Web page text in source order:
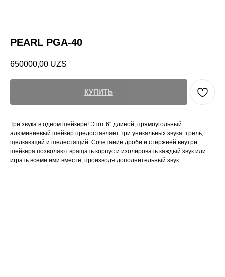
PEARL PGA-40
650000,00 UZS
КУПИТЬ
Три звука в одном шейкере! Этот 6" длиной, прямоугольный
алюминиевый шейкер предоставляет три уникальных звука: трель,
щелкающий и шелестящий. Сочетание дроби и стержней внутри
шейкера позволяют вращать корпус и изолировать каждый звук или
играть всеми ими вместе, производя дополнительный звук.